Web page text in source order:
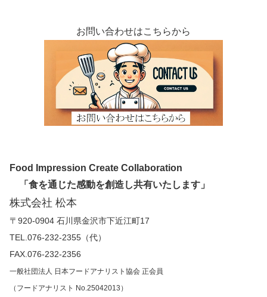
お問い合わせはこちらから
Food Impression Create Collaboration
「食を通じた感動を創造し共有いたします」
株式会社 松本
〒920-0904 石川県金沢市下近江町17
TEL.076-232-2355（代）
FAX.076-232-2356
一般社団法人 日本フードアナリスト協会 正会員
（フードアナリスト No.25042013）